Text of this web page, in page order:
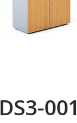
DS3-001